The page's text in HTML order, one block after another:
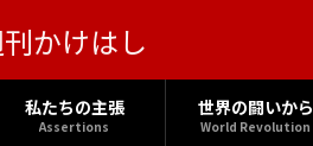
私たちの主張
Assertions
世界の闘いから
World Revolution